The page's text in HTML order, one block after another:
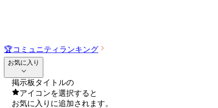
🏆コミュニティランキング
お気に入り
掲示板タイトルの
アイコンを選択すると
お気に入りに追加されます。